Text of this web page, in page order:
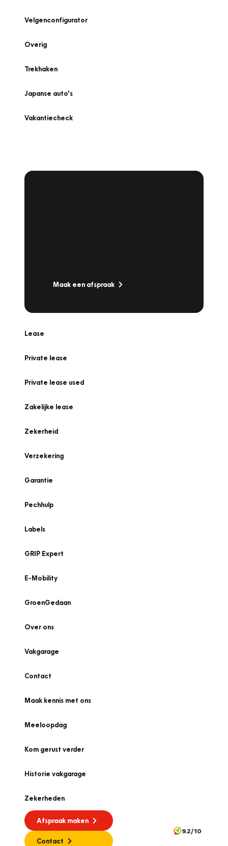
Velgenconfigurator
Overig
Trekhaken
Japanse auto's
Vakantiecheck
Maak een afspraak
Lease
Private lease
Private lease used
Zakelijke lease
Zekerheid
Verzekering
Garantie
Pechhulp
Labels
GRIP Expert
E-Mobility
GroenGedaan
Over ons
Vakgarage
Contact
Maak kennis met ons
Meeloopdag
Kom gerust verder
Historie vakgarage
Zekerheden
Afspraak maken
Contact
9.2/10